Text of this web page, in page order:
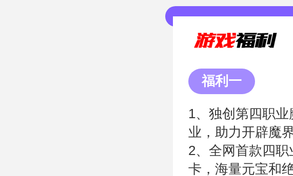
福利一
1、独创第四职
业，助力开辟魔
2、全网首款四
卡，海量元宝和